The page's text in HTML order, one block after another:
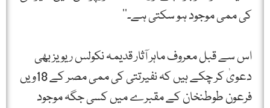
کی ممی موجود ہو سکتی ہے۔‘‘
اس سے قبل معروف ماہر آثار قدیمہ نکولس ریویز بھی
دعویٰ کر چکے ہیں کہ نفیرتتی کی ممی مصر کے 18ویں
فرعون طوطنخان کے مقبرے میں کسی جگہ موجود